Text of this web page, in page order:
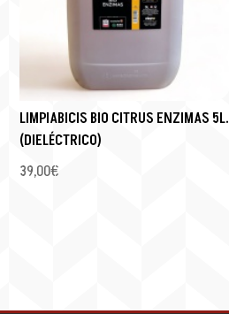
LIMPIABICIS BIO CITRUS ENZIMAS 5L.
(DIELÉCTRICO)
39,00€